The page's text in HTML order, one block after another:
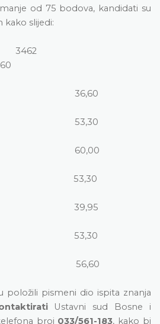
od 75 bodova, kandidati su
kako slijedi:
3462
36,60
53,30
60,00
53,30
39,95
53,30
56,60
položili pismeni dio ispita znanja
Ustavni sud Bosne i
broj 033/561-183, kako bi